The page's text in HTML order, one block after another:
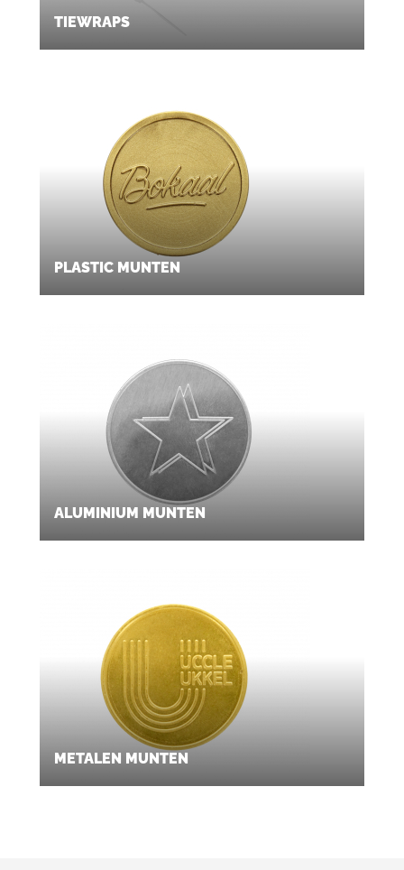
TIEWRAPS
PLASTIC MUNTEN
ALUMINIUM MUNTEN
METALEN MUNTEN